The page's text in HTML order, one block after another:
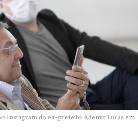
Instagram do ex-prefeito Ademir Lucas em